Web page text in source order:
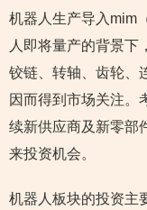
机器人生产导入mim
人即将量产的背景下
铰链、转轴、齿轮、
因而得到市场关注。
续新供应商及新零部
来投资机会。
机器人板块的投资主